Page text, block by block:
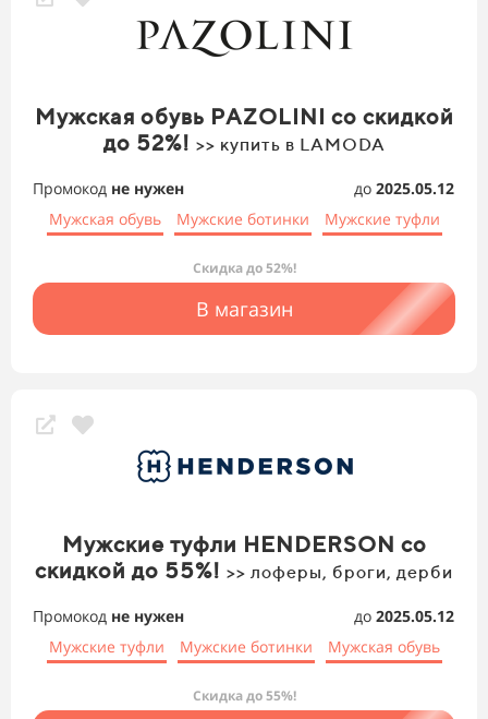
Мужская обувь PAZOLINI со скидкой
до 52%! >> купить в LAMODA
Промокод не нужен до 2025.05.12
Мужская обувь
Мужские ботинки Мужские туфли
Скидка до 52%!
В магазин
Мужские туфли HENDERSON со
скидкой до 55%! >> лоферы, броги, дерби
Промокод не нужен до 2025.05.12
Мужские туфли
Мужские ботинки Мужская обувь
Скидка до 55%!